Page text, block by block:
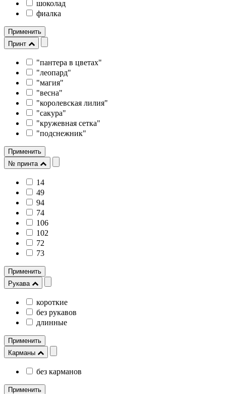
шоколад
фиалка
Применить
Принт
"пантера в цветах"
"леопард"
"магия"
"весна"
"королевская лилия"
"сакура"
"кружевная сетка"
"подснежник"
Применить
№ принта
14
49
94
74
106
102
72
73
Применить
Рукава
короткие
без рукавов
длинные
Применить
Карманы
без карманов
Применить